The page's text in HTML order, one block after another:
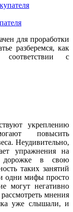
для проработки
разберемся, как
с
укреплению
повысить
Неудивительно,
упражнения на
дорожке в свою
таких занятий
одни мифы просто
могут негативно
мнения
уже слышали, и